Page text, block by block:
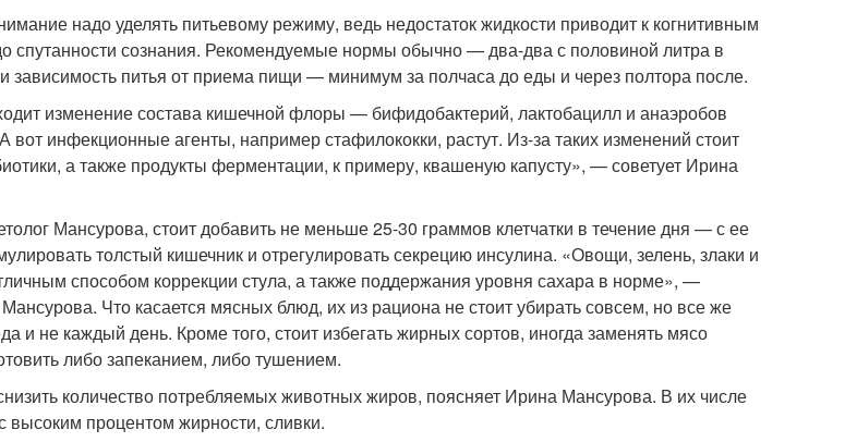
надо уделять питьевому режиму, ведь недостаток жидкости приводит к когнитивным
спутанности сознания. Рекомендуемые нормы обычно — два-два с половиной литра в
зависимость питья от приема пищи — минимум за полчаса до еды и через полтора после.
изменение состава кишечной флоры — бифидобактерий, лактобацилл и анаэробов
вот инфекционные агенты, например стафилококки, растут. Из-за таких изменений стоит
а также продукты ферментации, к примеру, квашеную капусту», — советует Ирина
Мансурова, стоит добавить не меньше 25-30 граммов клетчатки в течение дня — с ее
толстый кишечник и отрегулировать секрецию инсулина. «Овощи, зелень, злаки и
способом коррекции стула, а также поддержания уровня сахара в норме», —
Что касается мясных блюд, их из рациона не стоит убирать совсем, но все же
и не каждый день. Кроме того, стоит избегать жирных сортов, иногда заменять мясо
либо запеканием, либо тушением.
количество потребляемых животных жиров, поясняет Ирина Мансурова. В их числе
высоким процентом жирности, сливки.